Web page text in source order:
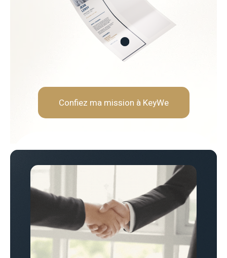
Soft Skills recherchées :
Rigueur et fiabilité
Neutralité et indépendance
Capacité d'analyse et de
Confiez ma mission à KeyWe